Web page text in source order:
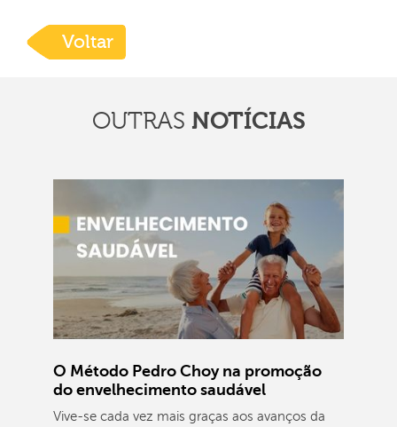
Voltar
OUTRAS NOTÍCIAS
O Método Pedro Choy na promoção
do envelhecimento saudável
Vive-se cada vez mais graças aos avanços da